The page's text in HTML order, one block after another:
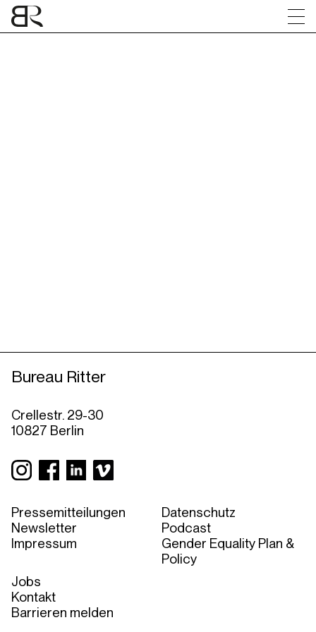
Bureau Ritter
Crellestr. 29-30
10827 Berlin
Pressemitteilungen
Newsletter
Impressum
Datenschutz
Podcast
Gender Equality Plan &
Policy
Jobs
Kontakt
Barrieren melden